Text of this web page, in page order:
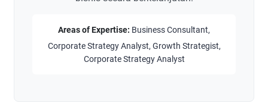
Areas of Expertise: Business Consultant,
Corporate Strategy Analyst, Growth Strategist,
Corporate Strategy Analyst